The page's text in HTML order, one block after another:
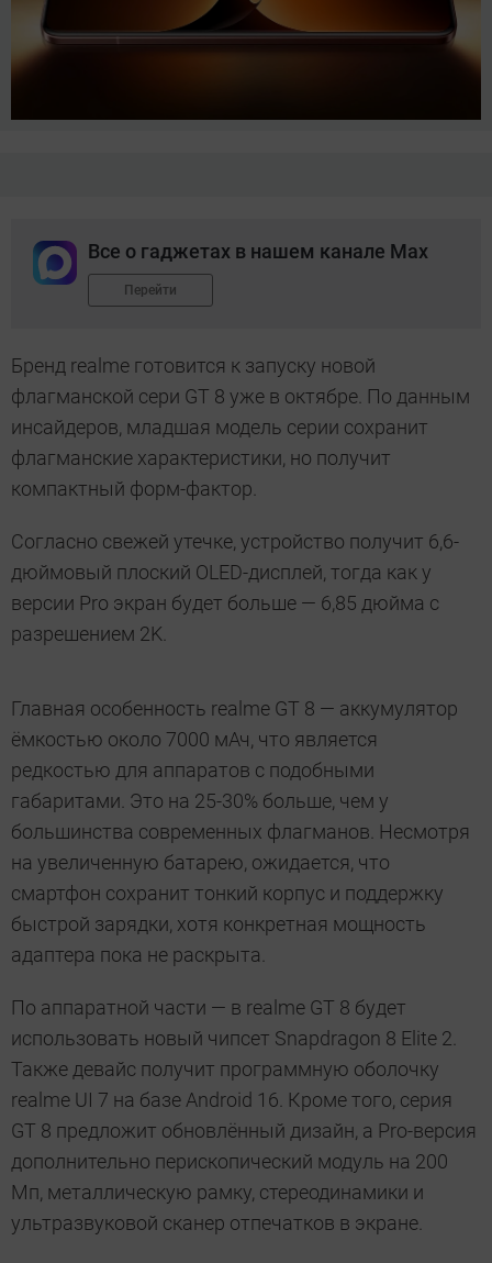
Все о гаджетах в нашем канале Max
Перейти
Бренд realme готовится к запуску новой
флагманской сери GT 8 уже в октябре. По данным
инсайдеров, младшая модель серии сохранит
флагманские характеристики, но получит
компактный форм-фактор.
Согласно свежей утечке, устройство получит 6,6-
дюймовый плоский OLED-дисплей, тогда как у
версии Pro экран будет больше — 6,85 дюйма с
разрешением 2K.
Главная особенность realme GT 8 — аккумулятор
ёмкостью около 7000 мАч, что является
редкостью для аппаратов с подобными
габаритами. Это на 25-30% больше, чем у
большинства современных флагманов. Несмотря
на увеличенную батарею, ожидается, что
смартфон сохранит тонкий корпус и поддержку
быстрой зарядки, хотя конкретная мощность
адаптера пока не раскрыта.
По аппаратной части — в realme GT 8 будет
использовать новый чипсет Snapdragon 8 Elite 2.
Также девайс получит программную оболочку
realme UI 7 на базе Android 16. Кроме того, серия
GT 8 предложит обновлённый дизайн, а Pro-версия
дополнительно перископический модуль на 200
Мп, металлическую рамку, стереодинамики и
ультразвуковой сканер отпечатков в экране.